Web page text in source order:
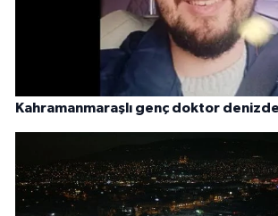
Kahramanmaraşlı genç doktor